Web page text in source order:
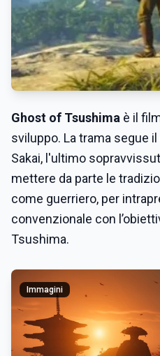
Ghost of Tsushima è il
sviluppo. La trama segue
Sakai, l'ultimo
mettere da parte le
come guerriero, per
convenzionale con
Tsushima.
Immagini